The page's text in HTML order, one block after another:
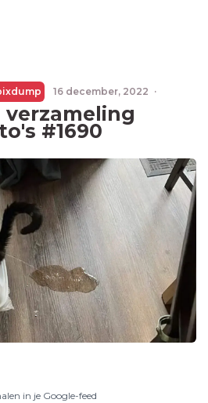
16 december, 2022 ·
verzameling
#1690
in je Google-feed